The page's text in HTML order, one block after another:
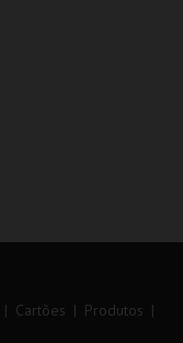
Cartões
Produtos